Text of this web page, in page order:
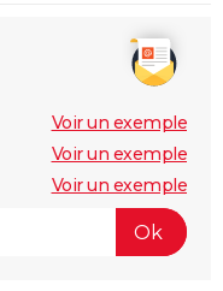
Voir un exemple
Voir un exemple
Voir un exemple